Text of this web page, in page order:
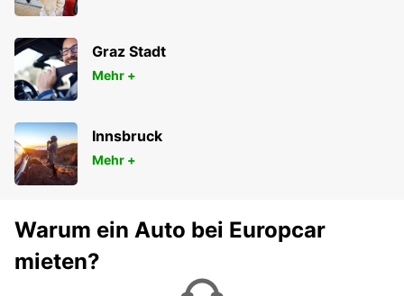
Graz Stadt
Mehr +
Innsbruck
Mehr +
Warum ein Auto bei Europcar
mieten?